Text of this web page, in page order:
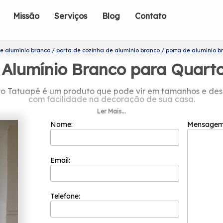
Missão Serviços Blog Contato
alumínio branco porta de cozinha de alumínio branco porta de alumínio
Branco para
Tatuapé é um produto que pode vir em tamanhos e
com facilidade na decoração de sua casa.
porta de alumínio branco para
custo benefício para seus clientes porque ela
para que a satisfação de seus clientes seja atingida.
tem a sua organização focada nos resultados
de Alumínio Bronze, entre outras alternativas.
sempre independentemente do tamanho do
procuram e soluções e tendências com design e
necessidades dos seus clientes.
Ler Mais...
Nome:
Email:
Telefone: